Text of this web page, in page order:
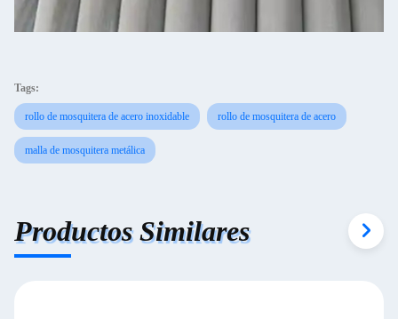
Tags:
rollo de mosquitera de acero inoxidable rollo de mosquitera de acero
malla de mosquitera metálica
Productos Similares